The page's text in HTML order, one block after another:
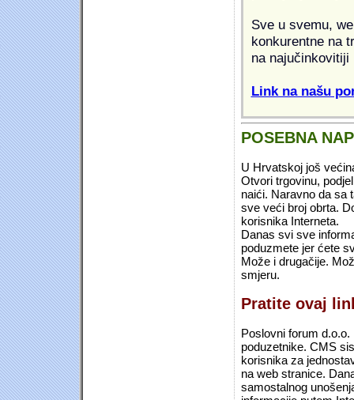
Sve u svemu,
konkurentne na
na najučinkovitiji
Link na našu
POSEBNA
U Hrvatskoj još
Otvori trgovinu,
naići. Naravno da sa
sve veći broj obrta.
korisnika Interneta.
Danas svi sve
poduzmete jer ćete
Može i drugačije.
smjeru.
Pratite ovaj
Poslovni forum
poduzetnike. CMS
korisnika za
na web stranice.
samostalnog